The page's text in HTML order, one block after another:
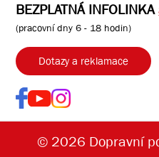
BEZPLATNÁ INFOLINKA
(pracovní dny 6 - 18 hodin)
Dotazy a reklamace
© 2026 Dopravní